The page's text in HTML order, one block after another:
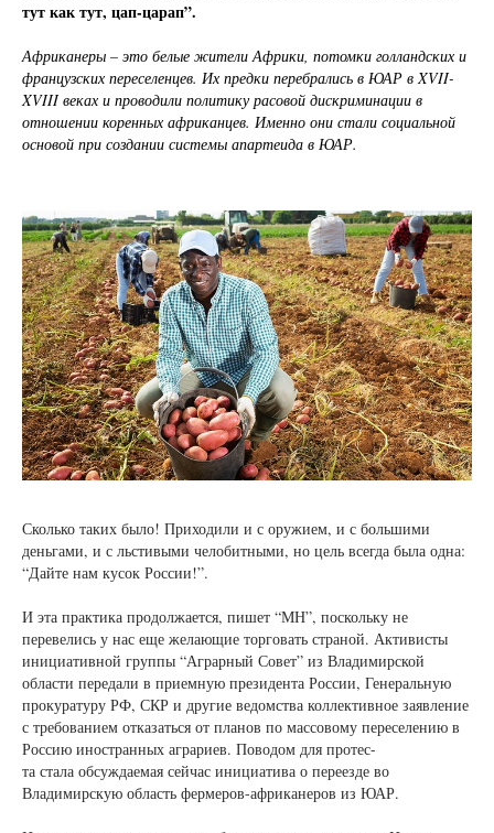
тут как тут, цап-царап”.
Африканеры – это белые жители Африки, потомки голландских и
французских переселенцев. Их предки перебрались в ЮАР в XVII-
XVIII веках и проводили политику расовой дискриминации в
отношении коренных африканцев. Именно они стали социальной
основой при создании системы апартеида в ЮАР.
Сколько таких было! Приходили и с оружием, и с большими
деньгами, и с льстивыми челобитными, но цель всегда была одна:
“Дайте нам кусок России!”.
И эта практика продолжается, пишет “МН”, поскольку не
перевелись у нас еще желающие торговать страной. Активисты
инициативной группы “Аграрный Совет” из Владимирской
области передали в приемную президента России, Генеральную
прокуратуру РФ, СКР и другие ведомства коллективное заявление
с требованием отказаться от планов по массовому переселению в
Россию иностранных аграриев. Поводом для протес-
та стала обсуждаемая сейчас инициатива о переезде во
Владимирскую область фермеров-африканеров из ЮАР.